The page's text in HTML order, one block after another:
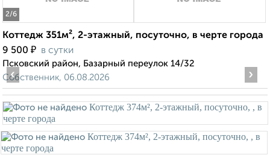
2/6
Коттедж 351м², 2-этажный, посуточно, в черте города
9 500 ₽ в сутки
Псковский район, Базарный переулок 14/32
Собственник, 06.08.2026
‹ ›